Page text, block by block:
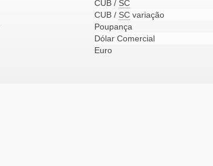
CUB / SC
CUB / SC variação
Poupança
Dólar Comercial
Euro